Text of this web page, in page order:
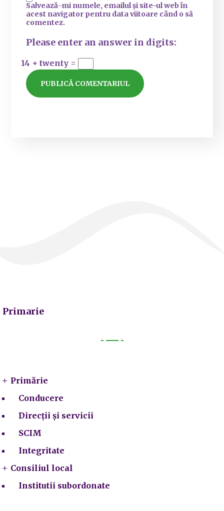
Salvează-mi numele, emailul și site-ul web în
acest navigator pentru data viitoare când o să
comentez.
Please enter an answer in digits:
14 + twenty =
Primarie
Primărie
Conducere
Direcții și servicii
SCIM
Integritate
Consiliul local
Institutii subordonate